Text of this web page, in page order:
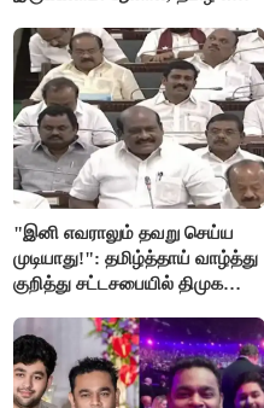
தமிழர்கள் - எடப்பாடி பழனிசாமி..!
"இனி எவராலும் தவறு செய்ய
முடியாது!": தமிழ்த்தாய் வாழ்த்து
குறித்து சட்டசபையில் திமுக